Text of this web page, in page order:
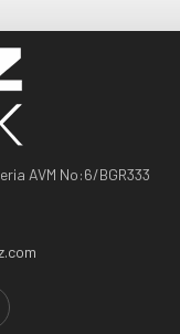
AVM No:6/BGR333